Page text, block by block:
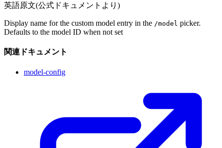
英語原文(公式ドキュメントより)
Display name for the custom model entry in the /model picker.
Defaults to the model ID when not set
関連ドキュメント
model-config